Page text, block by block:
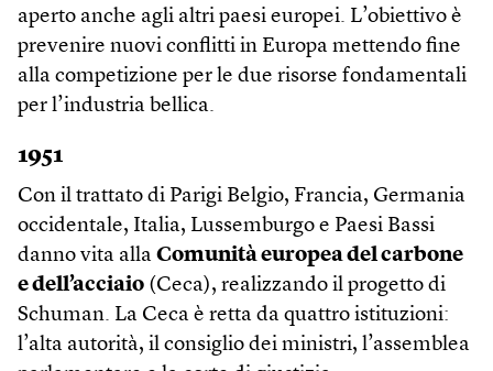
aperto anche agli altri paesi europei. L’obiettivo è
prevenire nuovi conflitti in Europa mettendo fine
alla competizione per le due risorse fondamentali
per l’industria bellica.
1951
Con il trattato di Parigi Belgio, Francia, Germania
occidentale, Italia, Lussemburgo e Paesi Bassi
danno vita alla Comunità europea del carbone
e dell’acciaio (Ceca), realizzando il progetto di
Schuman. La Ceca è retta da quattro istituzioni:
l’alta autorità, il consiglio dei ministri, l’assemblea